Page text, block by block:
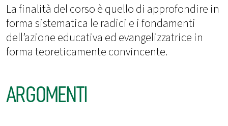
La finalità del corso è quello di approfondire in
forma sistematica le radici e i fondamenti
dell’azione educativa ed evangelizzatrice in
forma teoreticamente convincente.
ARGOMENTI